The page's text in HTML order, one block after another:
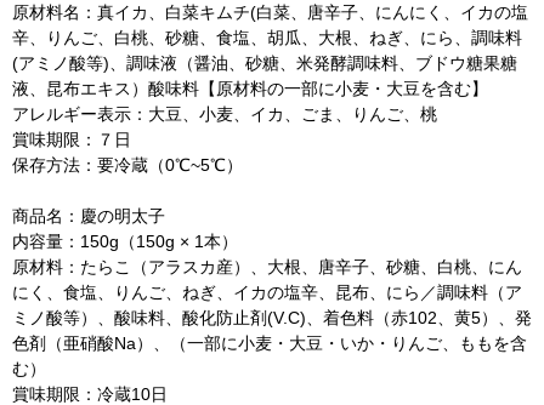
原材料名：真イカ、白菜キムチ(白菜、唐辛子、にんにく、イカの塩
辛、りんご、白桃、砂糖、食塩、胡瓜、大根、ねぎ、にら、調味料
(アミノ酸等)、調味液（醤油、砂糖、米発酵調味料、ブドウ糖果糖
液、昆布エキス）酸味料【原材料の一部に小麦・大豆を含む】
アレルギー表示：大豆、小麦、イカ、ごま、りんご、桃
賞味期限：７日
保存方法：要冷蔵（0℃~5℃）
商品名：慶の明太子
内容量：150g（150g × 1本）
原材料： たらこ（アラスカ産）、大根、唐辛子、砂糖、白桃、にん
にく、食塩、りんご、ねぎ、イカの塩辛、昆布、にら／調味料（ア
ミノ酸等）、酸味料、酸化防止剤(V.C)、着色料（赤102、黄5）、発
色剤（亜硝酸Na）、（一部に小麦・大豆・いか・りんご、ももを含
む）
賞味期限：冷蔵10日